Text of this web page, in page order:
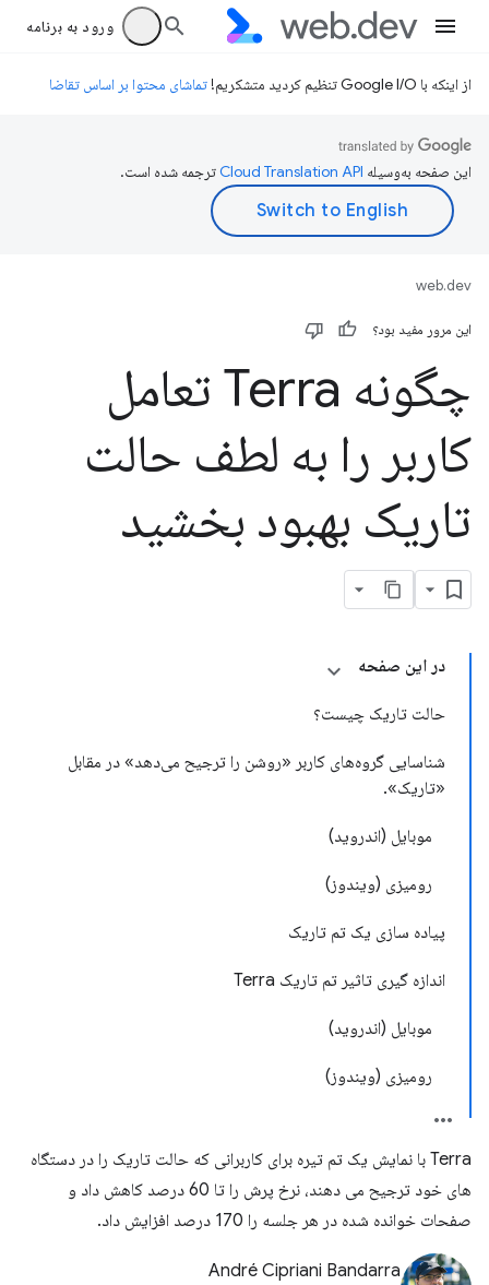
ورود به برنامه
از اینکه با Google I/O تنظیم کردید متشکریم! تماشای محتوا بر اساس تقاضا
این صفحه به‌وسیله ترجمه شده است.
web.dev
این مرور مفید بود؟
چگونه Terra تعامل
کاربر را به لطف حالت
تاریک بهبود بخشید
در این صفحه
حالت تاریک چیست؟
شناسایی گروه‌های کاربر «روشن را ترجیح می‌دهد» در مقابل
«تاریک».
موبایل (اندروید)
رومیزی (ویندوز)
پیاده سازی یک تم تاریک
اندازه گیری تاثیر تم تاریک Terra
موبایل (اندروید)
رومیزی (ویندوز)
Terra با نمایش یک تم تیره برای کاربرانی که حالت تاریک را در دستگاه
های خود ترجیح می دهند، نرخ پرش را تا 60 درصد کاهش داد و
صفحات خوانده شده در هر جلسه را 170 درصد افزایش داد.
André Cipriani Bandarra